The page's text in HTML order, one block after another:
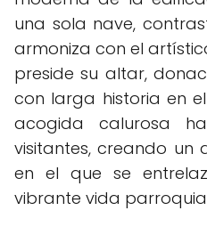
una sola nave,
armoniza con el
preside su altar,
con larga historia en
acogida calurosa
visitantes, creando un
en el que se
vibrante vida